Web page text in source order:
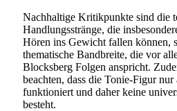
Nachhaltige Kritikpunkte sind die
Handlungsstränge, die
Hören ins Gewicht fallen können,
thematische Bandbreite, die vor
Blocksberg Folgen anspricht.
beachten, dass die Tonie-Figur
funktioniert und daher keine
besteht.